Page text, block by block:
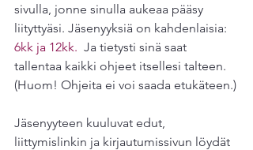
sivulla, jonne sinulla aukeaa pääsy
liityttyäsi. Jäsenyyksiä on kahdenlaisia:
6kk ja 12kk. Ja tietysti sinä saat
tallentaa kaikki ohjeet itsellesi talteen.
(Huom! Ohjeita ei voi saada etukäteen.)
Jäsenyyteen kuuluvat edut,
liittymislinkin ja kirjautumissivun löydät